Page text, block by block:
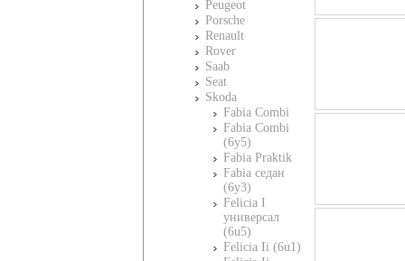
Peugeot
Porsche
Renault
Rover
Saab
Seat
Skoda
Fabia Combi
Fabia Combi
(6y5)
Fabia Praktik
Fabia седан
(6y3)
Felicia I
универсал
(6u5)
Felicia Ii (6u1)